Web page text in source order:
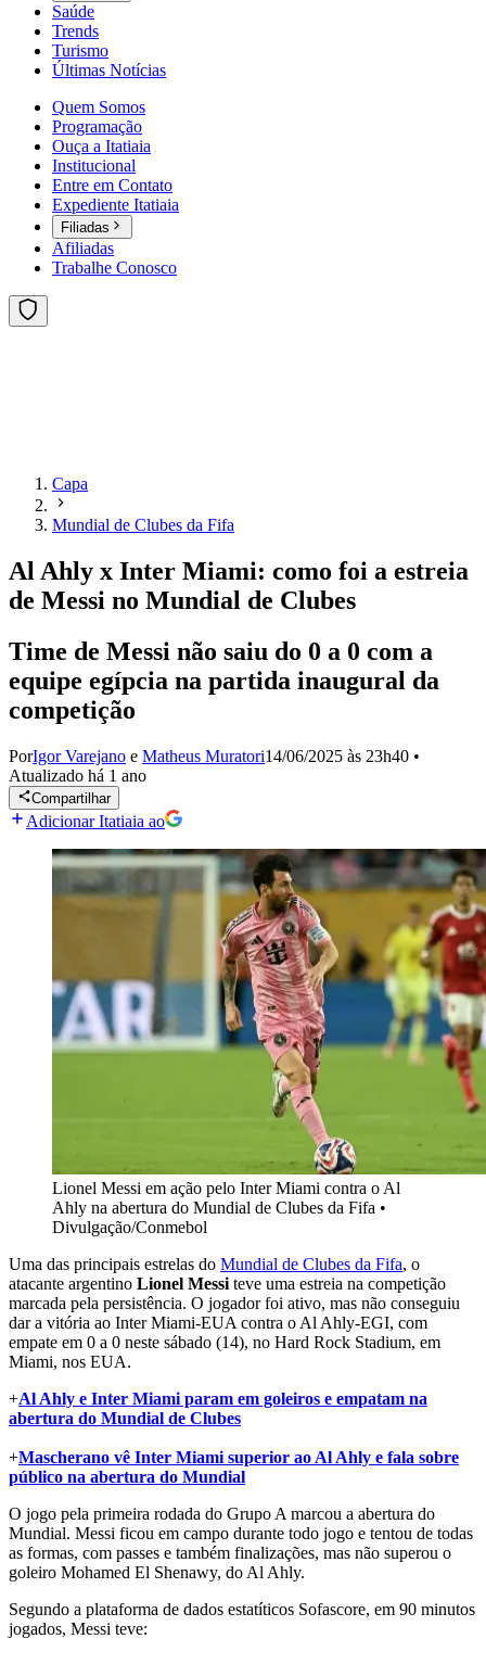
Saúde
Trends
Turismo
Últimas Notícias
Quem Somos
Programação
Ouça a Itatiaia
Institucional
Entre em Contato
Expediente Itatiaia
Filiadas
Afiliadas
Trabalhe Conosco
Capa
Mundial de Clubes da Fifa
Al Ahly x Inter Miami: como foi a estreia
de Messi no Mundial de Clubes
Time de Messi não saiu do 0 a 0 com a
equipe egípcia na partida inaugural da
competição
PorIgor Varejano e Matheus Muratori14/06/2025 às 23h40 •
Atualizado há 1 ano
Compartilhar
Adicionar Itatiaia ao
Lionel Messi em ação pelo Inter Miami contra o Al
Ahly na abertura do Mundial de Clubes da Fifa •
Divulgação/Conmebol
Uma das principais estrelas do Mundial de Clubes da Fifa, o
atacante argentino Lionel Messi teve uma estreia na competição
marcada pela persistência. O jogador foi ativo, mas não conseguiu
dar a vitória ao Inter Miami-EUA contra o Al Ahly-EGI, com
empate em 0 a 0 neste sábado (14), no Hard Rock Stadium, em
Miami, nos EUA.
+Al Ahly e Inter Miami param em goleiros e empatam na
abertura do Mundial de Clubes
+Mascherano vê Inter Miami superior ao Al Ahly e fala sobre
público na abertura do Mundial
O jogo pela primeira rodada do Grupo A marcou a abertura do
Mundial. Messi ficou em campo durante todo jogo e tentou de todas
as formas, com passes e também finalizações, mas não superou o
goleiro Mohamed El Shenawy, do Al Ahly.
Segundo a plataforma de dados estatíticos Sofascore, em 90 minutos
jogados, Messi teve: